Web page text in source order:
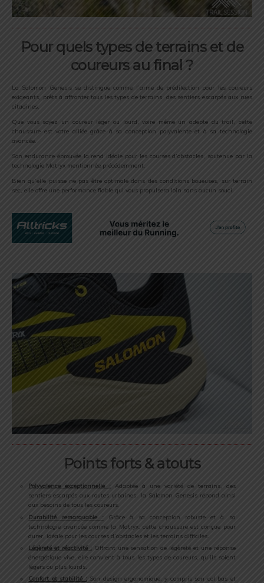
Pour quels types de terrains et de
coureurs au final ?
La Salomon Genesis se distingue comme l’arme de prédilection pour les coureurs
exigeants, prêts à affronter tous les types de terrains, des sentiers escarpés aux rues
citadines.
Que vous soyez un coureur léger ou lourd, voire même un adepte du trail, cette
chaussure est votre alliée grâce à sa conception polyvalente et à sa technologie
avancée.
Son endurance éprouvée la rend idéale pour les courses d’obstacles, soutenue par la
technologie Matryx mentionnée précédemment.
Bien qu’elle puisse ne pas être optimale dans des conditions boueuses, sur terrain
sec, elle offre une performance fiable qui vous propulsera loin sans aucun souci.
Points forts & atouts
Polyvalence exceptionnelle : Adaptée à une variété de terrains, des
sentiers escarpés aux routes urbaines, la Salomon Genesis répond ainsi
aux besoins de tous les coureurs.
Durabilité remarquable : Grâce à sa conception robuste et à sa
technologie avancée comme la Matryx, cette chaussure est conçue pour
durer, idéale pour les courses d’obstacles et les terrains difficiles.
Légèreté et réactivité : Offrant une sensation de légèreté et une réponse
énergétique vive, elle convient à tous les types de coureurs, qu’ils soient
légers ou plus lourds.
Confort et stabilité : Son design ergonomique, y compris son col bas et